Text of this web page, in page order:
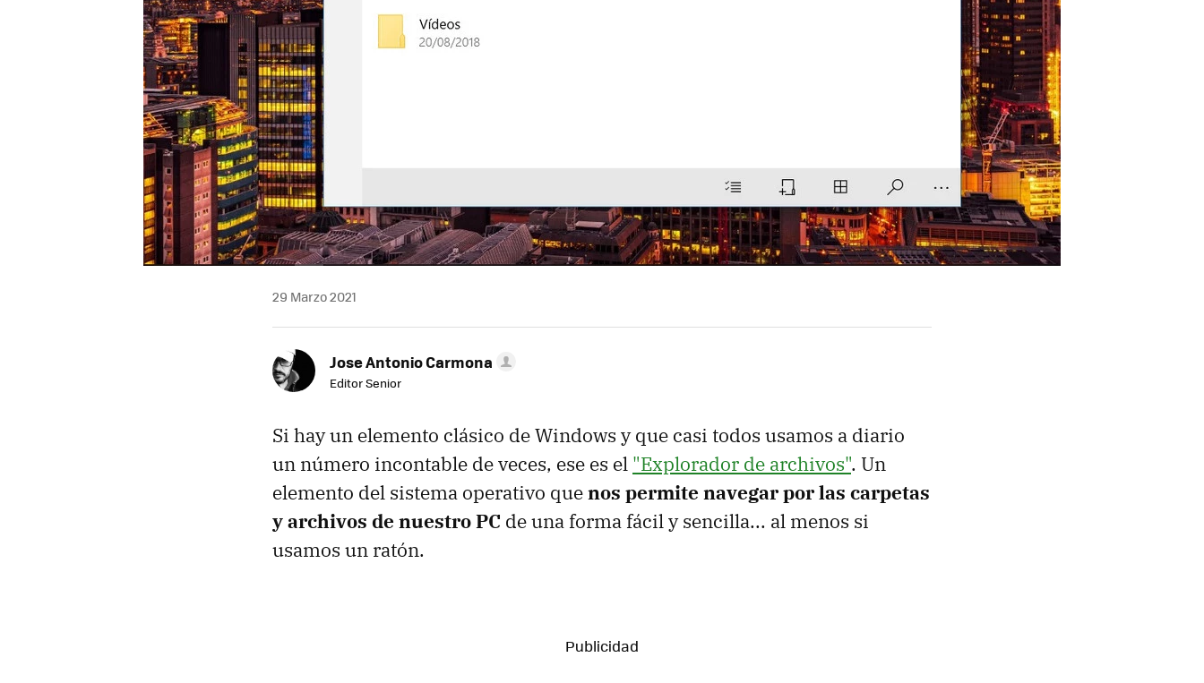
29 Marzo 2021
Jose Antonio Carmona
Editor Senior
Si hay un elemento clásico de Windows y que casi todos usamos a diario
un número incontable de veces, ese es el "Explorador de archivos". Un
elemento del sistema operativo quenos permite navegar por las carpetas
y archivos de nuestro PC de una forma fácil y sencilla... al menos si
usamos un ratón.